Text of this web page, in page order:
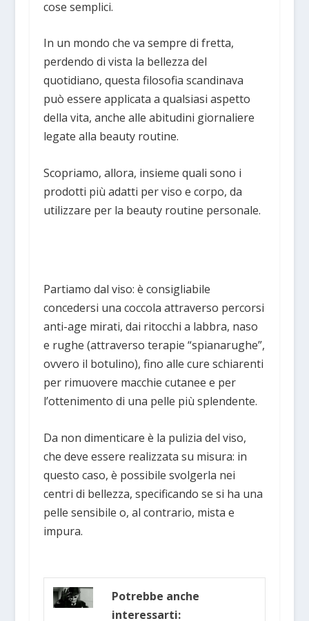
cose semplici.
In un mondo che va sempre di fretta,
perdendo di vista la bellezza del
quotidiano, questa filosofia scandinava
può essere applicata a qualsiasi aspetto
della vita, anche alle abitudini giornaliere
legate alla beauty routine.
Scopriamo, allora, insieme quali sono i
prodotti più adatti per viso e corpo, da
utilizzare per la beauty routine personale.
Partiamo dal viso: è consigliabile
concedersi una coccola attraverso percorsi
anti-age mirati, dai ritocchi a labbra, naso
e rughe (attraverso terapie “spianarughe”,
ovvero il botulino), fino alle cure schiarenti
per rimuovere macchie cutanee e per
l’ottenimento di una pelle più splendente.
Da non dimenticare è la pulizia del viso,
che deve essere realizzata su misura: in
questo caso, è possibile svolgerla nei
centri di bellezza, specificando se si ha una
pelle sensibile o, al contrario, mista e
impura.
Potrebbe anche
interessarti: